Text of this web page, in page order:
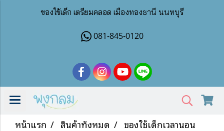
ของใช้เด็ก เตรียมคลอด เมืองทองธานี นนทบุรี
081-845-0120
หน้าแรก สินค้าทั้งหมด
ของใช้เด็กเวลานอน